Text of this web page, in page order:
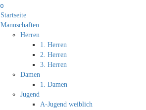
Startseite
Mannschaften
Herren
1. Herren
2. Herren
3. Herren
Damen
1. Damen
Jugend
A-Jugend weiblich